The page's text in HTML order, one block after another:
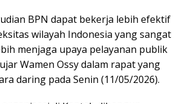
BPN dapat bekerja lebih efektif
wilayah Indonesia yang sangat
menjaga upaya pelayanan publik
Wamen Ossy dalam rapat yang
daring pada Senin (11/05/2026).